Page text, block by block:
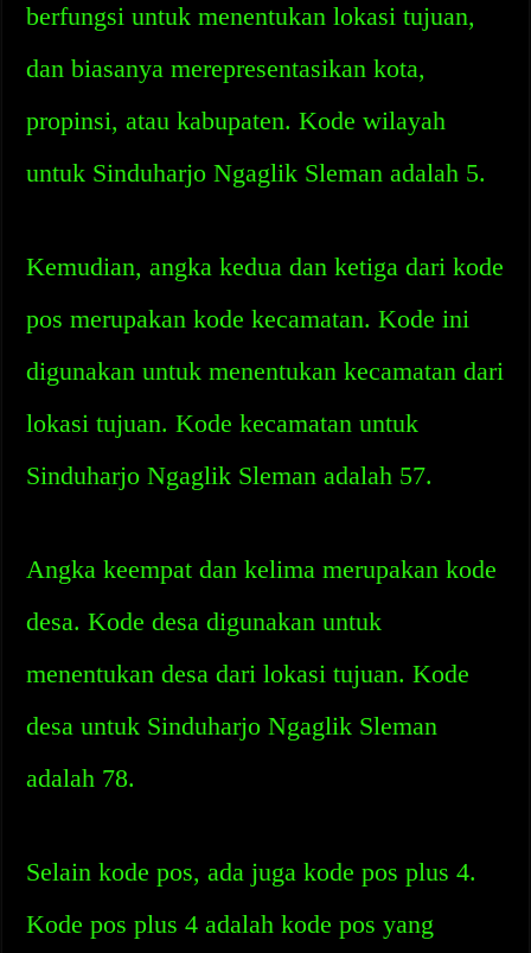
berfungsi untuk menentukan lokasi tujuan,
dan biasanya merepresentasikan kota,
propinsi, atau kabupaten. Kode wilayah
untuk Sinduharjo Ngaglik Sleman adalah 5.
Kemudian, angka kedua dan ketiga dari kode
pos merupakan kode kecamatan. Kode ini
digunakan untuk menentukan kecamatan dari
lokasi tujuan. Kode kecamatan untuk
Sinduharjo Ngaglik Sleman adalah 57.
Angka keempat dan kelima merupakan kode
desa. Kode desa digunakan untuk
menentukan desa dari lokasi tujuan. Kode
desa untuk Sinduharjo Ngaglik Sleman
adalah 78.
Selain kode pos, ada juga kode pos plus 4.
Kode pos plus 4 adalah kode pos yang